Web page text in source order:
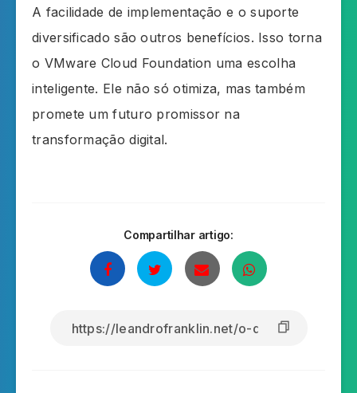
A facilidade de implementação e o suporte
diversificado são outros benefícios. Isso torna
o VMware Cloud Foundation uma escolha
inteligente. Ele não só otimiza, mas também
promete um futuro promissor na
transformação digital.
Compartilhar artigo: